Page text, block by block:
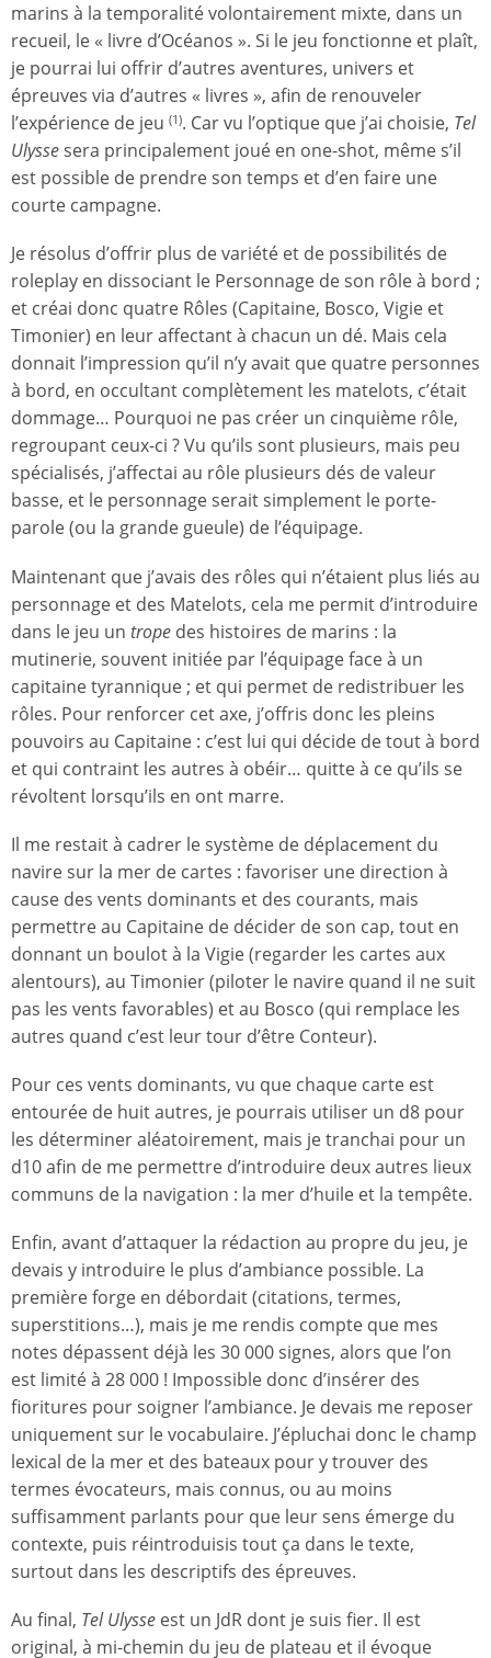
marins à la temporalité volontairement mixte, dans un
recueil, le « livre d’Océanos ». Si le jeu fonctionne et plaît,
je pourrai lui offrir d’autres aventures, univers et
épreuves via d’autres « livres », afin de renouveler
l’expérience de jeu (1). Car vu l’optique que j’ai choisie, Tel
Ulyssesera principalement joué en one-shot, même s’il
est possible de prendre son temps et d’en faire une
courte campagne.
Je résolus d’offrir plus de variété et de possibilités de
roleplay en dissociant le Personnage de son rôle à bord ;
et créai donc quatre Rôles (Capitaine, Bosco, Vigie et
Timonier) en leur affectant à chacun un dé. Mais cela
donnait l’impression qu’il n’y avait que quatre personnes
à bord, en occultant complètement les matelots, c’était
dommage… Pourquoi ne pas créer un cinquième rôle,
regroupant ceux-ci ? Vu qu’ils sont plusieurs, mais peu
spécialisés, j’affectai au rôle plusieurs dés de valeur
basse, et le personnage serait simplement le porte-
parole (ou la grande gueule) de l’équipage.
Maintenant que j’avais des rôles qui n’étaient plus liés au
personnage et des Matelots, cela me permit d’introduire
dans le jeu un trope des histoires de marins : la
mutinerie, souvent initiée par l’équipage face à un
capitaine tyrannique ; et qui permet de redistribuer les
rôles. Pour renforcer cet axe, j’offris donc les pleins
pouvoirs au Capitaine : c’est lui qui décide de tout à bord
et qui contraint les autres à obéir… quitte à ce qu’ils se
révoltent lorsqu’ils en ont marre.
Il me restait à cadrer le système de déplacement du
navire sur la mer de cartes : favoriser une direction à
cause des vents dominants et des courants, mais
permettre au Capitaine de décider de son cap, tout en
donnant un boulot à la Vigie (regarder les cartes aux
alentours), au Timonier (piloter le navire quand il ne suit
pas les vents favorables) et au Bosco (qui remplace les
autres quand c’est leur tour d’être Conteur).
Pour ces vents dominants, vu que chaque carte est
entourée de huit autres, je pourrais utiliser un d8 pour
les déterminer aléatoirement, mais je tranchai pour un
d10 afin de me permettre d’introduire deux autres lieux
communs de la navigation : la mer d’huile et la tempête.
Enfin, avant d’attaquer la rédaction au propre du jeu, je
devais y introduire le plus d’ambiance possible. La
première forge en débordait (citations, termes,
superstitions…), mais je me rendis compte que mes
notes dépassent déjà les 30 000 signes, alors que l’on
est limité à 28 000 ! Impossible donc d’insérer des
fioritures pour soigner l’ambiance. Je devais me reposer
uniquement sur le vocabulaire. J’épluchai donc le champ
lexical de la mer et des bateaux pour y trouver des
termes évocateurs, mais connus, ou au moins
suffisamment parlants pour que leur sens émerge du
contexte, puis réintroduisis tout ça dans le texte,
surtout dans les descriptifs des épreuves.
Au final, Tel Ulysse est un JdR dont je suis fier. Il est
original, à mi-chemin du jeu de plateau et il évoque